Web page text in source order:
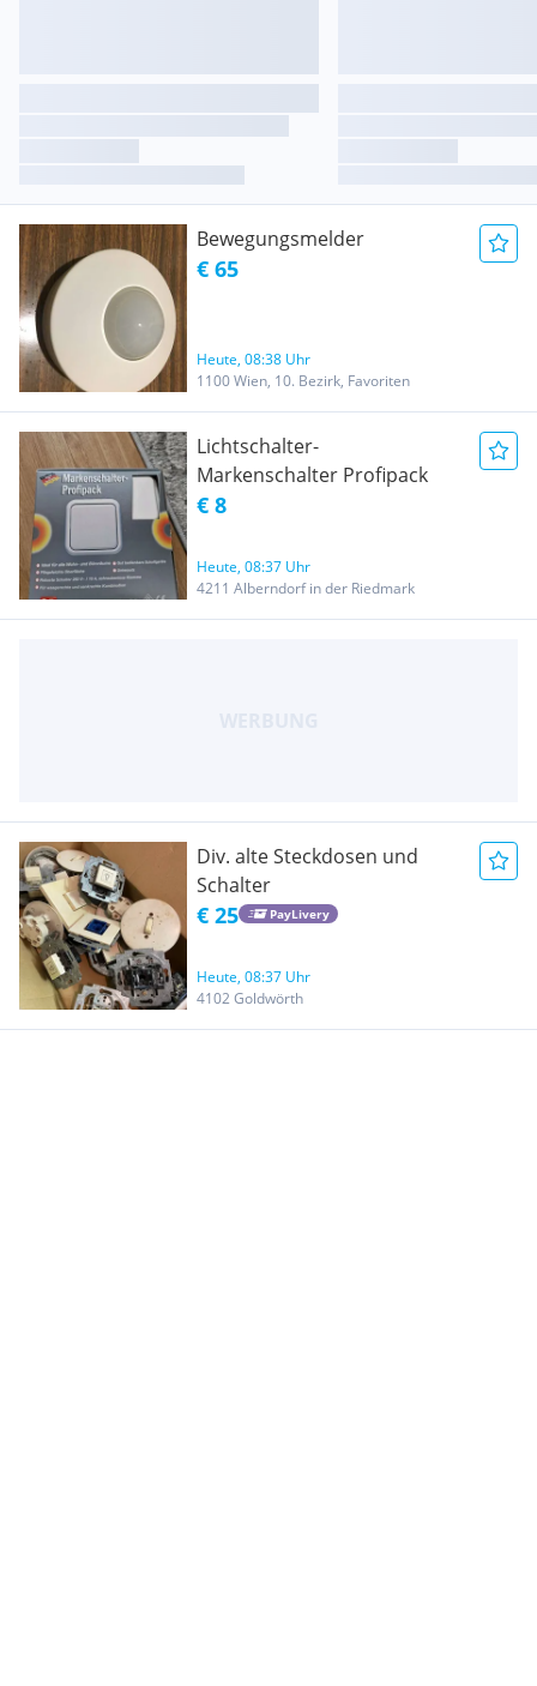
Bewegungsmelder
€ 65
Heute, 08:38 Uhr
1100 Wien, 10. Bezirk, Favoriten
Lichtschalter-
Markenschalter Profipack
€ 8
Heute, 08:37 Uhr
4211 Alberndorf in der Riedmark
Div. alte Steckdosen und
Schalter
€ 25 PayLivery
Heute, 08:37 Uhr
4102 Goldwörth